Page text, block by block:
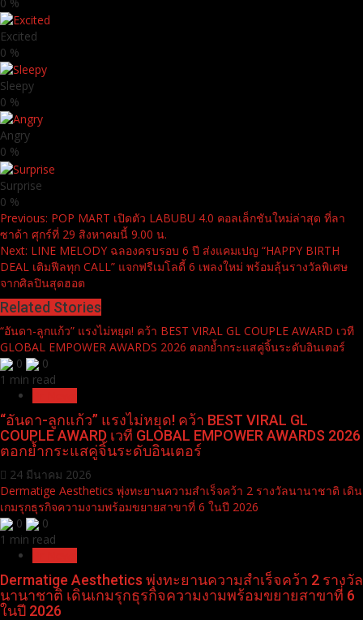
Excited
0 %
Sleepy
0 %
Angry
0 %
Surprise
0 %
Continue
Reading
Previous: POP MART เปิดตัว LABUBU 4.0 คอลเล็กชันใหม่ล่าสุด ที่ลา
ซาด้า ศุกร์ที่ 29 สิงหาคมนี้ 9.00 น.
Next: LINE MELODY ฉลองครบรอบ 6 ปี ส่งแคมเปญ “HAPPY BIRTH
DEAL เติมฟีลทุก CALL” แจกฟรีเมโลดี้ 6 เพลงใหม่ พร้อมลุ้นรางวัลพิเศษ
จากศิลปินสุดฮอต
Related Stories
“อันดา-ลูกแก้ว” แรงไม่หยุด! คว้า BEST VIRAL GL COUPLE AWARD เวที
GLOBAL EMPOWER AWARDS 2026 ตอกย้ำกระแสคู่จิ้นระดับอินเตอร์
0
0
1 min read
“อันดา-ลูกแก้ว” แรงไม่หยุด! คว้า BEST VIRAL GL
COUPLE AWARD เวที GLOBAL EMPOWER AWARDS 2026
ตอกย้ำกระแสคู่จิ้นระดับอินเตอร์
24 มีนาคม 2026
Dermatige Aesthetics พุ่งทะยานความสำเร็จคว้า 2 รางวัลนานาชาติ เดิน
เกมรุกธุรกิจความงามพร้อมขยายสาขาที่ 6 ในปี 2026
0
0
1 min read
Dermatige Aesthetics พุ่งทะยานความสำเร็จคว้า 2 รางวัล
นานาชาติ เดินเกมรุกธุรกิจความงามพร้อมขยายสาขาที่ 6
ในปี 2026